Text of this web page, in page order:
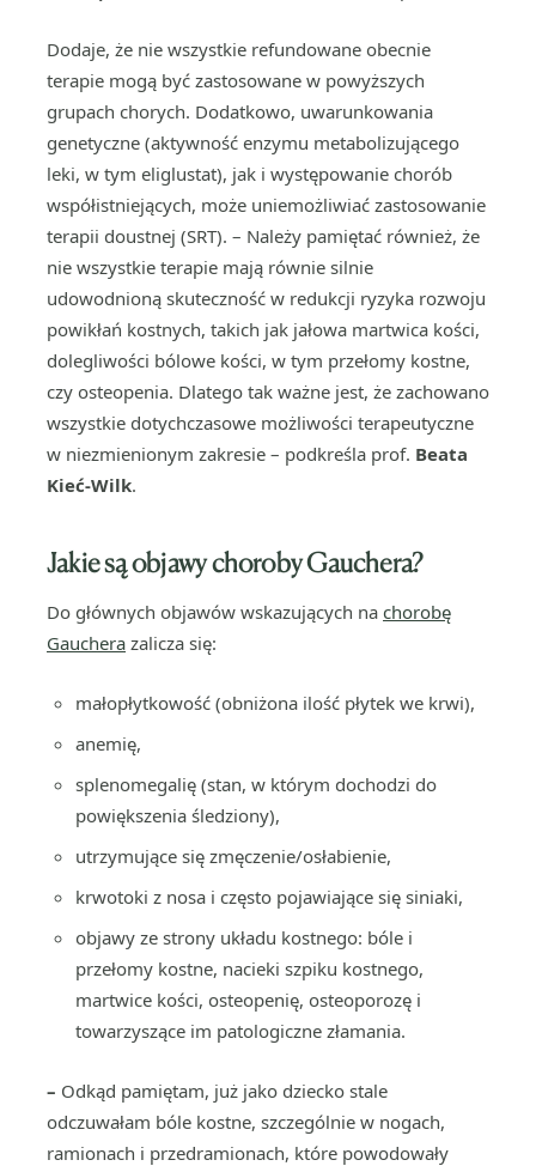
Dodaje, że nie wszystkie refundowane obecnie
terapie mogą być zastosowane w powyższych
grupach chorych. Dodatkowo, uwarunkowania
genetyczne (aktywność enzymu metabolizującego
leki, w tym eliglustat), jak i występowanie chorób
współistniejących, może uniemożliwiać zastosowanie
terapii doustnej (SRT). – Należy pamiętać również, że
nie wszystkie terapie mają równie silnie
udowodnioną skuteczność w redukcji ryzyka rozwoju
powikłań kostnych, takich jak jałowa martwica kości,
dolegliwości bólowe kości, w tym przełomy kostne,
czy osteopenia. Dlatego tak ważne jest, że zachowano
wszystkie dotychczasowe możliwości terapeutyczne
w niezmienionym zakresie – podkreśla prof. Beata
Kieć-Wilk.
Jakie są objawy choroby Gauchera?
Do głównych objawów wskazujących na chorobę
Gauchera zalicza się:
małopłytkowość (obniżona ilość płytek we krwi),
anemię,
splenomegalię (stan, w którym dochodzi do
powiększenia śledziony),
utrzymujące się zmęczenie/osłabienie,
krwotoki z nosa i często pojawiające się siniaki,
objawy ze strony układu kostnego: bóle i
przełomy kostne, nacieki szpiku kostnego,
martwice kości, osteopenię, osteoporozę i
towarzyszące im patologiczne złamania.
– Odkąd pamiętam, już jako dziecko stale
odczuwałam bóle kostne, szczególnie w nogach,
ramionach i przedramionach, które powodowały